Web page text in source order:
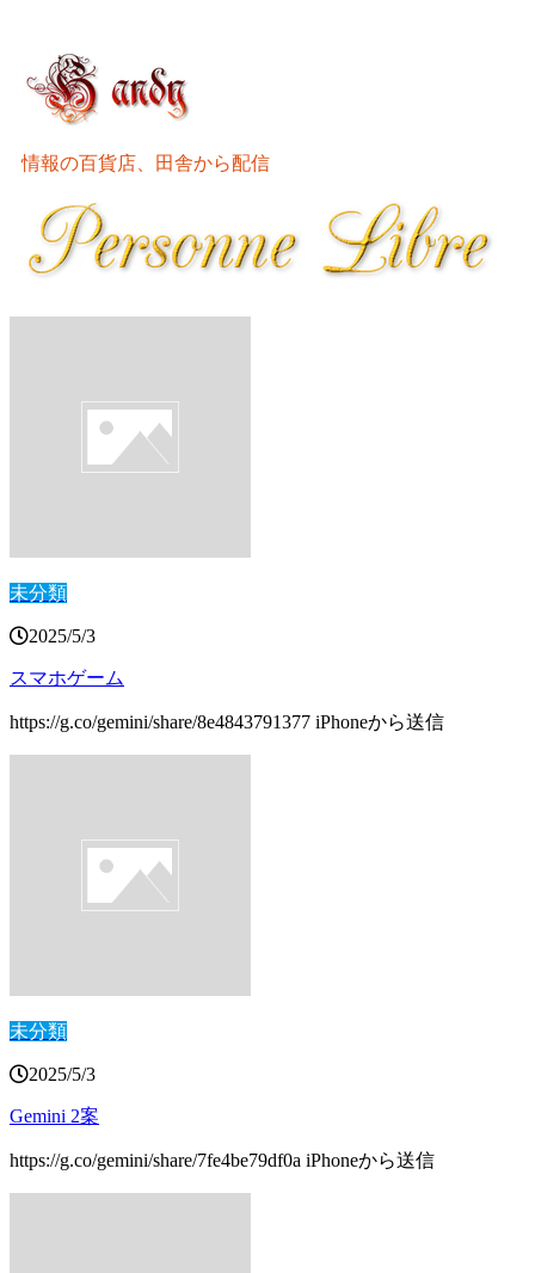
情報の百貨店、田舎から配信
未分類
2025/5/3
スマホゲーム
https://g.co/gemini/share/8e4843791377 iPhoneから送信
未分類
2025/5/3
Gemini 2案
https://g.co/gemini/share/7fe4be79df0a iPhoneから送信